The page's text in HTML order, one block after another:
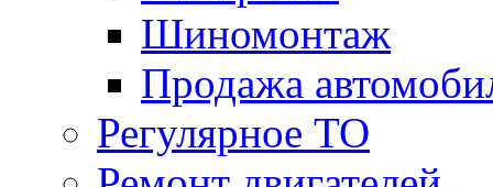
Шиномонтаж
Продажа
Регулярное ТО